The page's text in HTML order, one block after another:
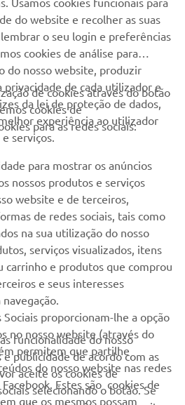
ofertas, eventos especiais,
do website e recolher as suas
o seu login e preferências
cookies de análise para
do nosso website, produzir
privacidade de cada utilizador e
da lei de proteção de dados,
experiência ao utilizador
serviços.
de cookies através do botão
cookies de
para as redes sociais:
para mostrar os anúncios
nossos produtos e serviços
website e de terceiros,
de redes sociais, tais como
na sua utilização do nosso
serviços visualizados, itens
carrinho e produtos que comprou
e seus interesses
proporcionam-lhe a opção
no nosso website (através do
permitem que partilhe
do nosso website nas redes
Estes são cookies de
que os mesmos possam
funcionalidade do nosso
publicidade de acordo com as
aceite os cookies de
selecionando o botão. Se